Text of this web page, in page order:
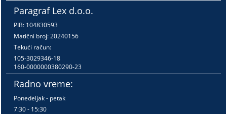
Paragraf Lex d.o.o.
PIB: 104830593
Matični broj: 20240156
Tekući račun:
105-3029346-18
160-0000000380290-23
Radno vreme:
Ponedeljak - petak
7:30 - 15:30